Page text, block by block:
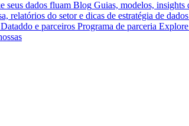
seus dados fluam Blog Guias, modelos, insights
relatórios do setor e dicas de estratégia de dados
e parceiros Programa de parceria